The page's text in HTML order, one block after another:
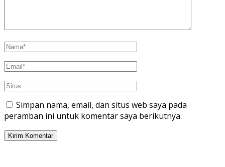
Simpan nama, email, dan situs web saya pada
peramban ini untuk komentar saya berikutnya.